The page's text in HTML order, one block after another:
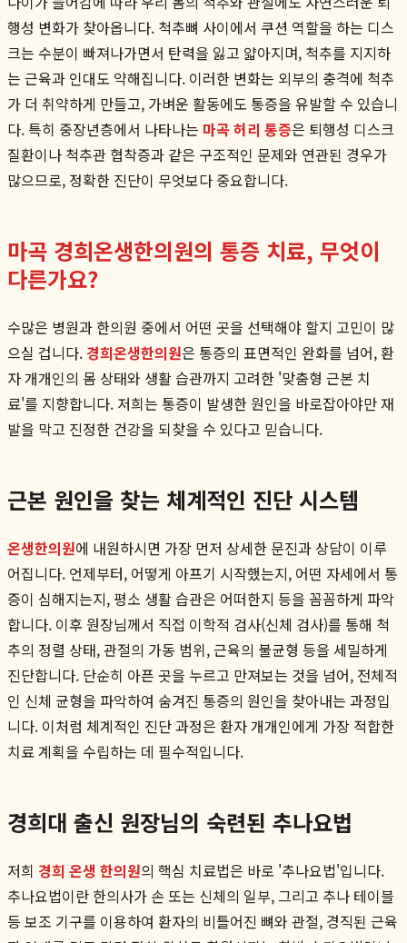
행성 변화가 찾아옵니다. 척추뼈 사이에서 쿠션 역할을 하는 디스
크는 수분이 빠져나가면서 탄력을 잃고 얇아지며, 척추를 지지하
는 근육과 인대도 약해집니다. 이러한 변화는 외부의 충격에 척추
가 더 취약하게 만들고, 가벼운 활동에도 통증을 유발할 수 있습니
다. 특히 중장년층에서 나타나는 마곡 허리 통증은 퇴행성 디스크
질환이나 척추관 협착증과 같은 구조적인 문제와 연관된 경우가
많으므로, 정확한 진단이 무엇보다 중요합니다.
마곡 경희온생한의원의 통증 치료, 무엇이
다른가요?
수많은 병원과 한의원 중에서 어떤 곳을 선택해야 할지 고민이 많
으실 겁니다. 경희온생한의원은 통증의 표면적인 완화를 넘어, 환
자 개개인의 몸 상태와 생활 습관까지 고려한 '맞춤형 근본 치
료'를 지향합니다. 저희는 통증이 발생한 원인을 바로잡아야만 재
발을 막고 진정한 건강을 되찾을 수 있다고 믿습니다.
근본 원인을 찾는 체계적인 진단 시스템
온생한의원에 내원하시면 가장 먼저 상세한 문진과 상담이 이루
어집니다. 언제부터, 어떻게 아프기 시작했는지, 어떤 자세에서 통
증이 심해지는지, 평소 생활 습관은 어떠한지 등을 꼼꼼하게 파악
합니다. 이후 원장님께서 직접 이학적 검사(신체 검사)를 통해 척
추의 정렬 상태, 관절의 가동 범위, 근육의 불균형 등을 세밀하게
진단합니다. 단순히 아픈 곳을 누르고 만져보는 것을 넘어, 전체적
인 신체 균형을 파악하여 숨겨진 통증의 원인을 찾아내는 과정입
니다. 이처럼 체계적인 진단 과정은 환자 개개인에게 가장 적합한
치료 계획을 수립하는 데 필수적입니다.
경희대 출신 원장님의 숙련된 추나요법
저희 경희 온생 한의원의 핵심 치료법은 바로 '추나요법'입니다.
추나요법이란 한의사가 손 또는 신체의 일부, 그리고 추나 테이블
등 보조 기구를 이용하여 환자의 비틀어진 뼈와 관절, 경직된 근육